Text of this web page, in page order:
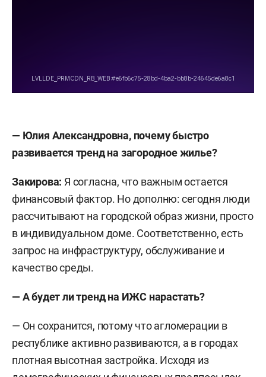
— Юлия Александровна, почему быстро
развивается тренд на загородное жилье?
Закирова: Я согласна, что важным остается
финансовый фактор. Но дополню: сегодня люди
рассчитывают на городской образ жизни, просто
в индивидуальном доме. Соответственно, есть
запрос на инфраструктуру, обслуживание и
качество среды.
— А будет ли тренд на ИЖС нарастать?
— Он сохранится, потому что агломерации в
республике активно развиваются, а в городах
плотная высотная застройка. Исходя из